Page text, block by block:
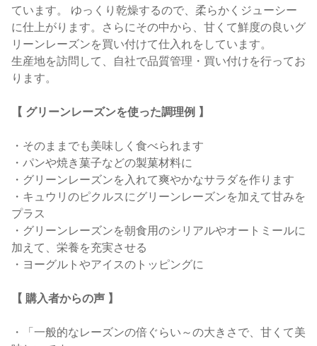
ています。 ゆっくり乾燥するので、柔らかくジューシー
に仕上がります。さらにその中から、甘くて鮮度の良いグ
リーンレーズンを買い付けて仕入れをしています。
生産地を訪問して、自社で品質管理・買い付けを行ってお
ります。
【 グリーンレーズンを使った調理例 】
・そのままでも美味しく食べられます
・パンや焼き菓子などの製菓材料に
・グリーンレーズンを入れて爽やかなサラダを作ります
・キュウリのピクルスにグリーンレーズンを加えて甘みを
プラス
・グリーンレーズンを朝食用のシリアルやオートミールに
加えて、栄養を充実させる
・ヨーグルトやアイスのトッピングに
【 購入者からの声 】
・「一般的なレーズンの倍ぐらい～の大きさで、甘くて美